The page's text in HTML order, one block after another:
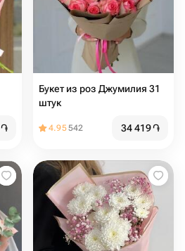
֏
Букет из роз Джумилия 31
штук
4.95542 34 419֏